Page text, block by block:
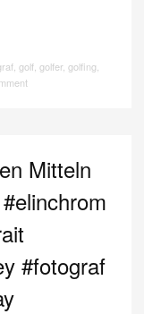
, golf, golfer, golfing
Mitteln
#fotograf